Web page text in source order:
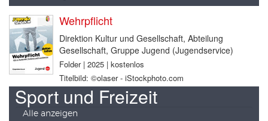
Wehrpflicht
Direktion Kultur und Gesellschaft, Abteilung
Gesellschaft, Gruppe Jugend (Jugendservice)
Folder | 2025 | kostenlos
Titelbild: ©olaser - iStockphoto.com
Sport und Freizeit
Alle anzeigen